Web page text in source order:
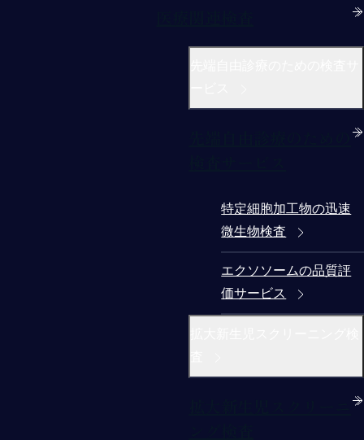
特定細胞加工物の迅速
微生物検査
エクソソームの品質評
価サービス